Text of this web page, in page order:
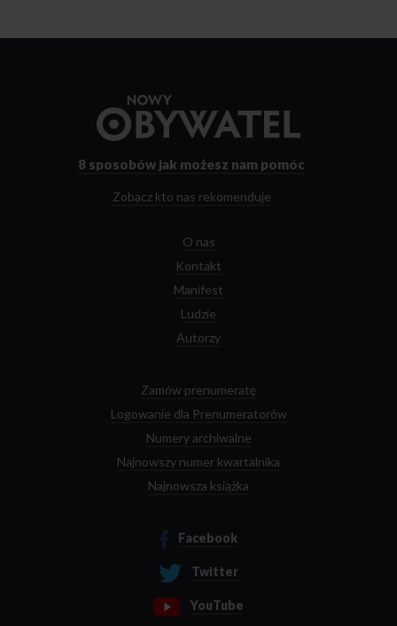
strony
8 sposobów jak możesz nam pomóc
Zobacz kto nas rekomenduje
O nas
Kontakt
Manifest
Ludzie
Autorzy
Zamów prenumeratę
Logowanie dla Prenumeratorów
Numery archiwalne
Najnowszy numer kwartalnika
Najnowsza książka
Facebook
Twitter
YouTube